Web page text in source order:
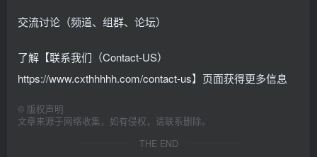
交流讨论（频道、组群、论坛）
了解【联系我们（Contact-US）
https://www.cxthhhhh.com/contact-us】页面获得更多信息
© 版权声明
文章来源于网络收集，如有侵权，请联系删除。
THE END